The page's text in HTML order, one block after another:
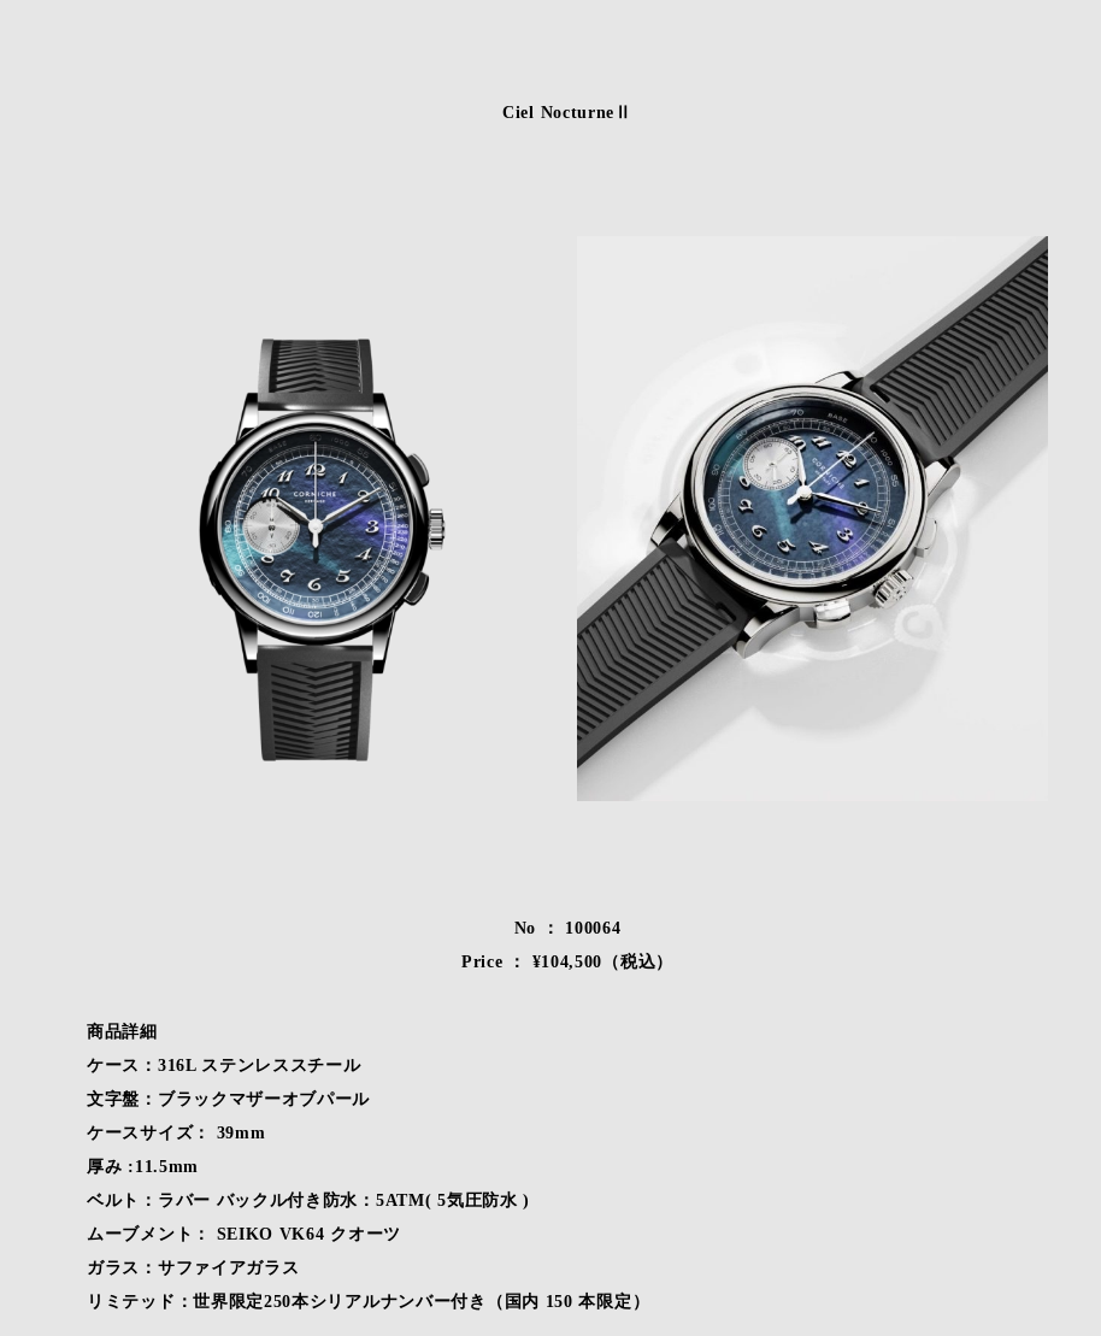
Ciel NocturneⅡ
No ： 100064
Price ： ¥104,500（税込）
商品詳細
ケース：316L ステンレススチール
文字盤：ブラックマザーオブパール
ケースサイズ： 39mm
厚み :11.5mm
ベルト：ラバー バックル付き防水：5ATM( 5気圧防水 )
ムーブメント： SEIKO VK64 クオーツ
ガラス：サファイアガラス
リミテッド：世界限定250本シリアルナンバー付き（国内 150 本限定）